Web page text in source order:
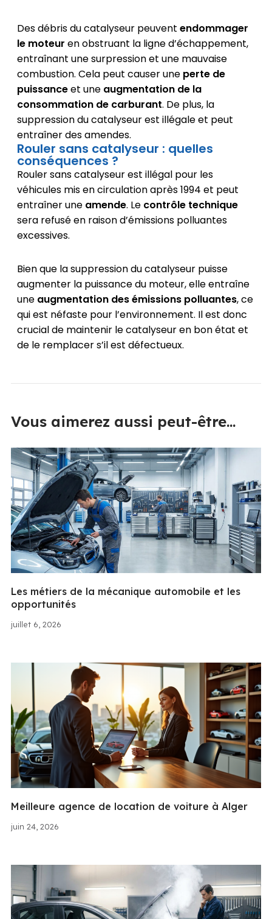
Des débris du catalyseur peuvent endommager
le moteur en obstruant la ligne d’échappement,
entraînant une surpression et une mauvaise
combustion. Cela peut causer une perte de
puissanceet une augmentation de la
consommation de carburant. De plus, la
suppression du catalyseur est illégale et peut
entraîner des amendes.
Rouler sans catalyseur : quelles
conséquences ?
Rouler sans catalyseur est illégal pour les
véhicules mis en circulation après 1994 et peut
entraîner une amende. Le contrôle technique
sera refusé en raison d’émissions polluantes
excessives.
Bien que la suppression du catalyseur puisse
augmenter la puissance du moteur, elle entraîne
une augmentation des émissions polluantes, ce
qui est néfaste pour l’environnement. Il est donc
crucial de maintenir le catalyseur en bon état et
de le remplacer s’il est défectueux.
Vous aimerez aussi peut-être...
juillet 6, 2026
Les métiers de la mécanique automobile et les
opportunités
juin 24, 2026
Meilleure agence de location de voiture à Alger